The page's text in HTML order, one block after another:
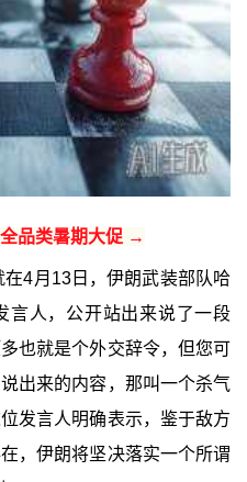
品类暑期大促 →
4月13日，伊朗武装部队哈
言人，公开站出来说了一段
也就是个外交辞令，但您可
出来的内容，那叫一个杀气
发言人明确表示，鉴于敌方
，伊朗将坚决落实一个所谓